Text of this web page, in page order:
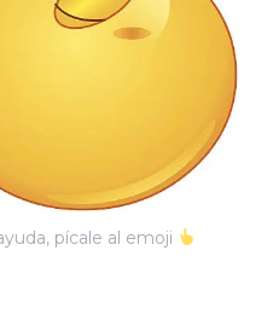
pícale al emoji